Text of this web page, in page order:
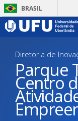
Pular
para
BRASIL
Diretoria de
Parque
Centro